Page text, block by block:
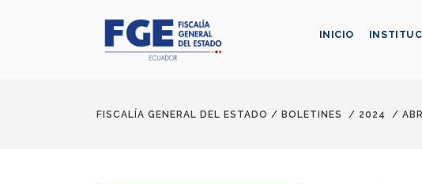
INICIO
FISCALÍA GENERAL DEL ESTADO / BOLETINES / 2024 /